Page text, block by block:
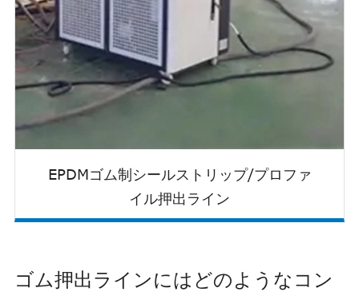
EPDMゴム制シールストリップ/プロファ
イル押出ライン
ゴム押出ラインにはどのようなコン